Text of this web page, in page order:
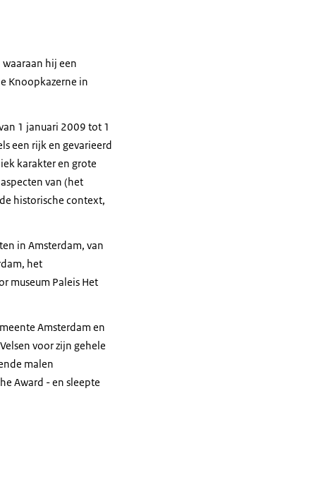
hij een
Knoopkazerne in
1 januari 2009 tot 1
een rijk en gevarieerd
karakter en grote
van (het
historische context,
in Amsterdam, van
het
museum Paleis Het
Amsterdam en
voor zijn gehele
malen
Award - en sleepte